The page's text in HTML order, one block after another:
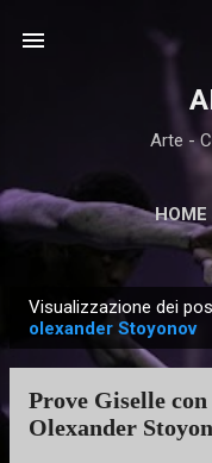
Arte -
HOME
o
Visualizzazione dei
olexander Stoyonov
Prove Giselle
Olexander